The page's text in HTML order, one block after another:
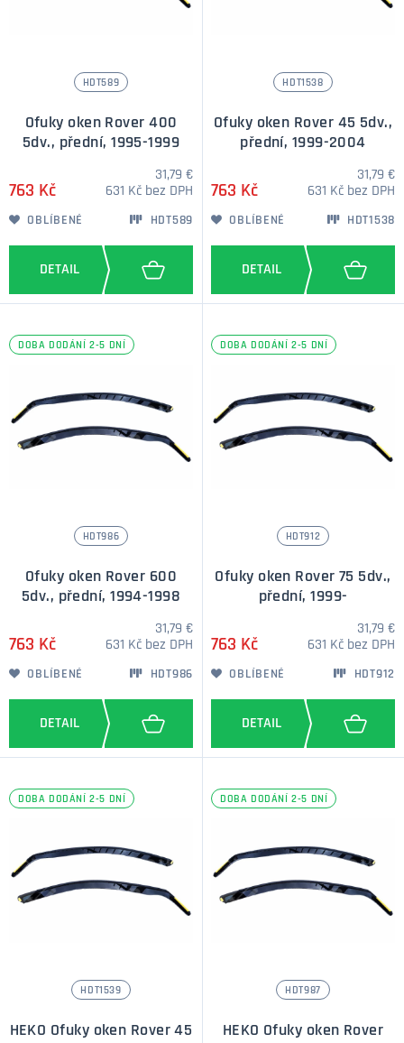
HDT589
Ofuky oken Rover 400
5dv., přední, 1995-1999
763 Kč
31,79 €
631 Kč bez DPH
OBLÍBENÉ HDT589
HDT1538
Ofuky oken Rover 45 5dv.,
přední, 1999-2004
763 Kč
31,79 €
631 Kč bez DPH
OBLÍBENÉ HDT1538
DOBA DODÁNÍ 2-5 DNÍ
HDT986
Ofuky oken Rover 600
5dv., přední, 1994-1998
763 Kč
31,79 €
631 Kč bez DPH
OBLÍBENÉ HDT986
DOBA DODÁNÍ 2-5 DNÍ
HDT912
Ofuky oken Rover 75 5dv.,
přední, 1999-
763 Kč
31,79 €
631 Kč bez DPH
OBLÍBENÉ HDT912
DOBA DODÁNÍ 2-5 DNÍ
HDT1539
HEKO Ofuky oken Rover 45
DOBA DODÁNÍ 2-5 DNÍ
HDT987
HEKO Ofuky oken Rover